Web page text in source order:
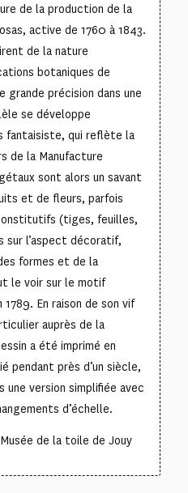
de la production de la
active de 1760 à 1843.
de la nature
botaniques de
grande précision dans une
se développe
fantaisiste, qui reflète la
de la Manufacture
sont alors un savant
et de fleurs, parfois
(tiges, feuilles,
sur l’aspect décoratif,
formes et de la
le voir sur le motif
En raison de son vif
auprès de la
a été imprimé en
pendant près d’un siècle,
une version simplifiée avec
d’échelle.
de la toile de Jouy